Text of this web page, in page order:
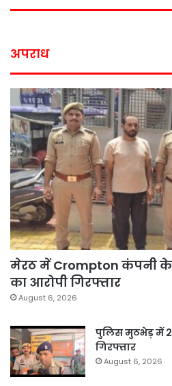
अपराध
मेरठ में Crompton कंपनी
का आरोपी गिरफ्तार
August 6, 2026
पुलिस मुठभेड़ में
गिरफ्तार
August 6, 2026